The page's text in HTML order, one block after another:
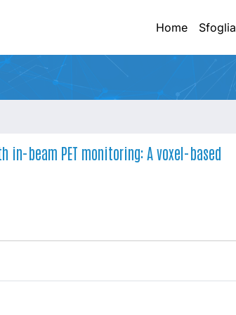
Home Sfoglia
beam PET monitoring: A voxel-based